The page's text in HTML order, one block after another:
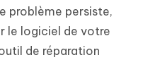
problème persiste,
le logiciel de votre
de réparation